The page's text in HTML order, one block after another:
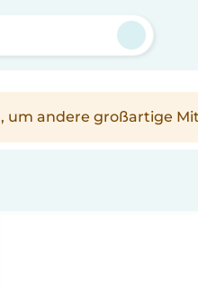
um andere großartige